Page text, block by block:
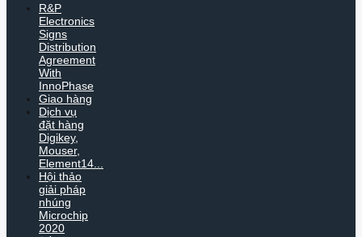
R&P
Electronics
Signs
Distribution
Agreement
With
InnoPhase
Giao hàng
Dịch vụ
đặt hàng
Digikey,
Mouser,
Element14...
Hội thảo
giải pháp
nhúng
Microchip
2020